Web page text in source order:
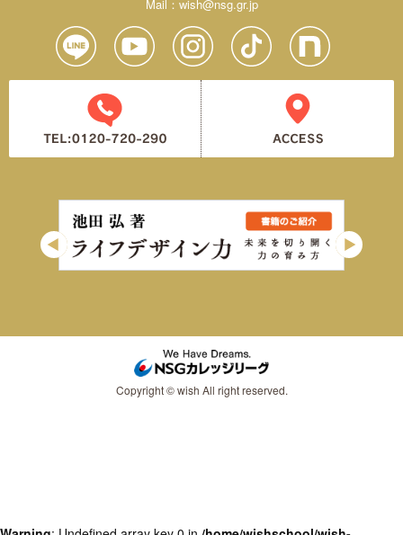
Mail： wish@nsg.gr.jp
Copyright © wish All right reserved.